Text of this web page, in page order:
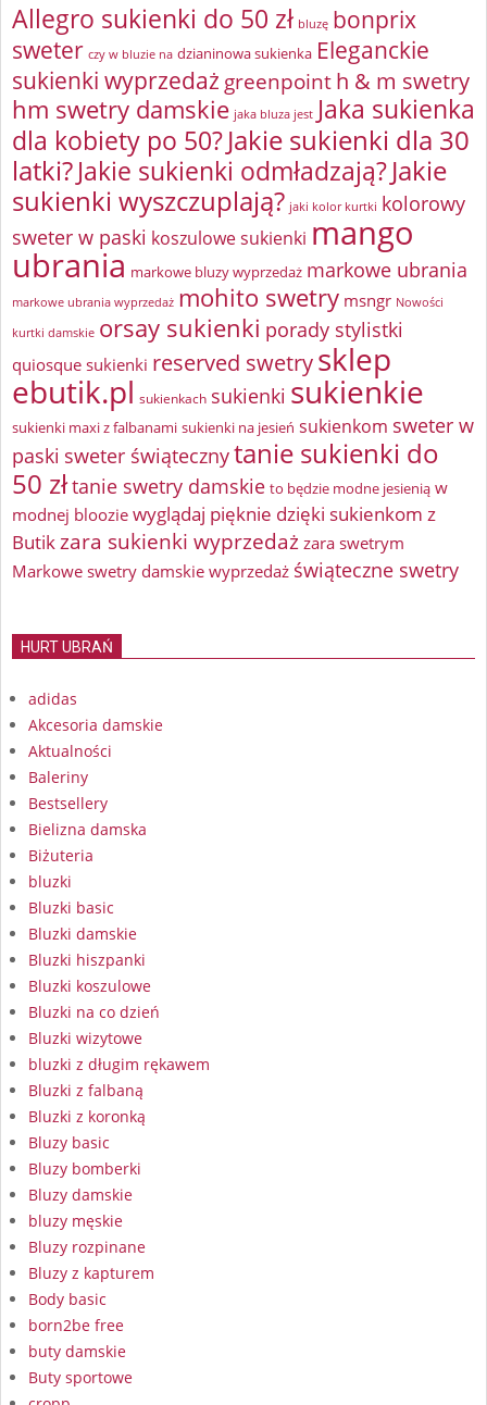
Allegro sukienki do 50 zł bluzę bonprix
sweter czy w bluzie na dzianinowa sukienka Eleganckie
sukienki wyprzedaż greenpointh & m swetry
hm swetry damskie jaka bluza jest Jaka sukienka
dla kobiety po 50?Jakie sukienki dla 30
latki?Jakie sukienki odmładzają?Jakie
sukienki wyszczuplają? jaki kolor kurtki kolorowy
sweter w paski koszulowe sukienki mango
ubrania markowe bluzy wyprzedaż markowe ubrania
markowe ubrania wyprzedaż mohito swetry msngr Nowości
kurtki damskie orsay sukienki porady stylistki
quiosque sukienki reserved swetrysklep
ebutik.pl sukienkach sukienki sukienkie
sukienki maxi z falbanami sukienki na jesień sukienkom sweter w
paski sweter świątecznytanie sukienki do
50 złtanie swetry damskie to będzie modne jesienią w
modnej bloozie wyglądaj pięknie dzięki sukienkom z
Butikzara sukienki wyprzedażzara swetrym
Markowe swetry damskie wyprzedaż świąteczne swetry
HURT UBRAŃ
adidas
Akcesoria damskie
Aktualności
Baleriny
Bestsellery
Bielizna damska
Biżuteria
bluzki
Bluzki basic
Bluzki damskie
Bluzki hiszpanki
Bluzki koszulowe
Bluzki na co dzień
Bluzki wizytowe
bluzki z długim rękawem
Bluzki z falbaną
Bluzki z koronką
Bluzy basic
Bluzy bomberki
Bluzy damskie
bluzy męskie
Bluzy rozpinane
Bluzy z kapturem
Body basic
born2be free
buty damskie
Buty sportowe